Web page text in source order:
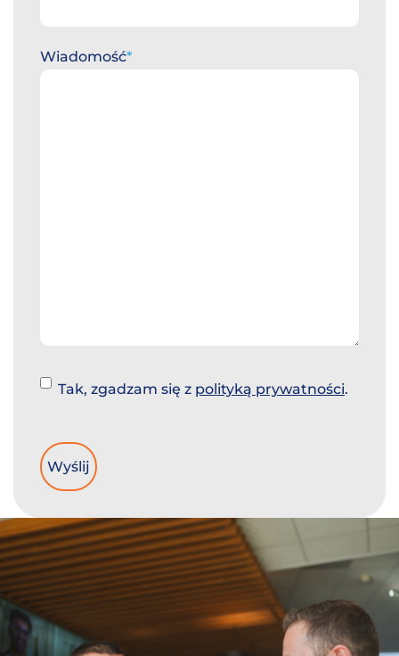
Wiadomość
Instemming
Tak, zgadzam się z polityką prywatności.